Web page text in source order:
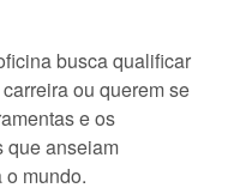
busca qualificar
ou querem se
e os
que anseiam
mundo.